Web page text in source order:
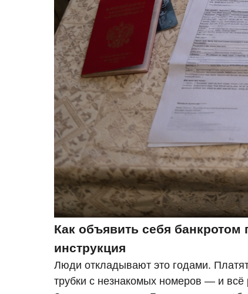
Как объявить себя банкротом
инструкция
Люди откладывают это годами.
трубки с незнакомых номеров — и всё